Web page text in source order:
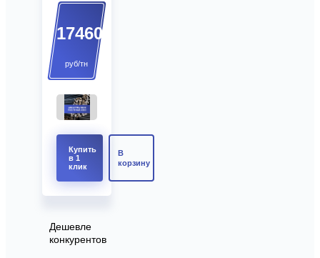
17460
руб/тн
Купить
в 1
клик
В
корзину
Дешевле
конкурентов